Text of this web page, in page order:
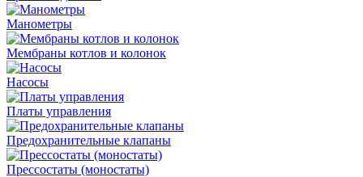
Манометры
Мембраны котлов и колонок
Насосы
Платы управления
Предохранительные клапаны
Прессостаты (моностаты)